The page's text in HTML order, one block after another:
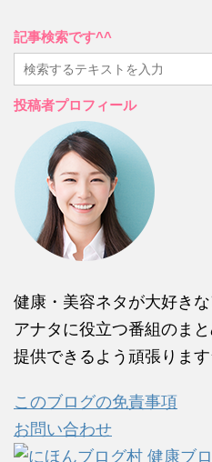
記事検索です^^
投稿者プロフィール
健康・美容ネタが大好き
アナタに役立つ番組のま
提供できるよう頑張りま
このブログの免責事項
お問い合わせ